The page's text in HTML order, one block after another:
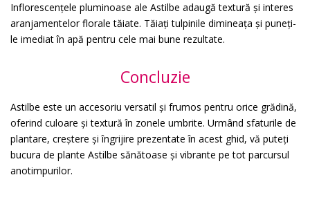
Inflorescențele pluminoase ale Astilbe adaugă textură și interes
aranjamentelor florale tăiate. Tăiați tulpinile dimineața și puneți-
le imediat în apă pentru cele mai bune rezultate.
Concluzie
Astilbe este un accesoriu versatil și frumos pentru orice grădină,
oferind culoare și textură în zonele umbrite. Urmând sfaturile de
plantare, creștere și îngrijire prezentate în acest ghid, vă puteți
bucura de plante Astilbe sănătoase și vibrante pe tot parcursul
anotimpurilor.